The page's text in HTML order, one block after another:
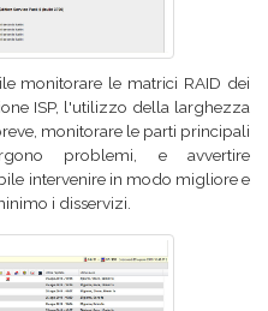
monitorare le matrici RAID dei
ISP, l'utilizzo della larghezza
monitorare le parti principali
problemi, e avvertire
intervenire in modo migliore e
i disservizi.